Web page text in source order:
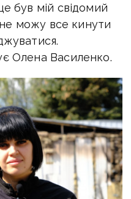
був мій свідомий
не можу все кинути
Олена Василенко.